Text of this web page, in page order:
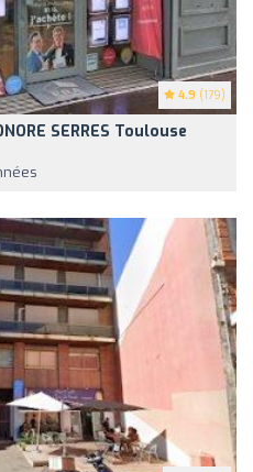
4.9 (179)
SERRES Toulouse